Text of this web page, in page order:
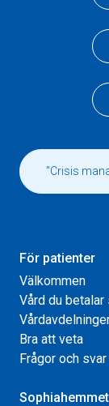
För patienter
Välkommen
Vård du betalar
Bra att veta
Frågor och svar